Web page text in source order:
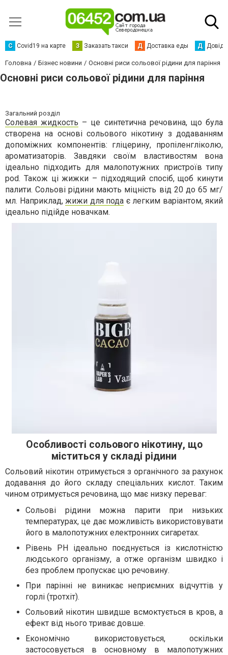
С Сovid19 на карте З Заказать такси Д Доставка еды Д
Головна Бізнес новини Основні риси сольової рідини для паріння
Основні риси сольової рідини для паріння
Загальний розділ
Солевая жидкость – це синтетична речовина, що була
створена на основі сольового нікотину з додаванням
допоміжних компонентів: гліцерину, пропіленгліколю,
ароматизаторів. Завдяки своїм властивостям вона
ідеально підходить для малопотужних пристроїв типу
pod. Також ці жижки – підходящий спосіб, щоб кинути
палити. Сольові рідини мають міцність від 20 до 65 мг/
мл. Наприклад, жижи для пода є легким варіантом, який
ідеально підійде новачкам.
Особливості сольового нікотину, що
міститься у складі рідини
Сольовий нікотин отримується з органічного за рахунок
додавання до його складу спеціальних кислот. Таким
чином отримується речовина, що має низку переваг:
Сольові рідини можна парити при низьких
температурах, це дає можливість використовувати
його в малопотужних електронних сигаретах.
Рівень PH ідеально поєднується із кислотністю
людського організму, а отже організм швидко і
без проблем пропускає цю речовину.
При парінні не виникає неприємних відчуттів у
горлі (тротхіт).
Сольовий нікотин швидше всмоктується в кров, а
ефект від нього триває довше.
Економічно використовується, оскільки
застосовується в основному в малопотужних